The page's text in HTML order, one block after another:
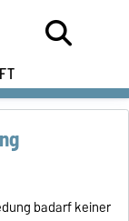
badarf keiner